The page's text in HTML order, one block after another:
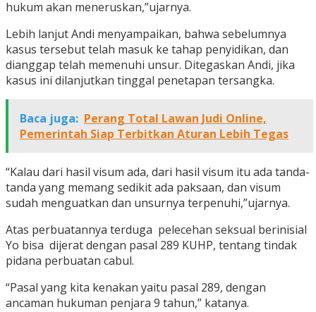
hukum akan meneruskan,”ujarnya.
Lebih lanjut Andi menyampaikan, bahwa sebelumnya
kasus tersebut telah masuk ke tahap penyidikan, dan
dianggap telah memenuhi unsur. Ditegaskan Andi, jika
kasus ini dilanjutkan tinggal penetapan tersangka.
Baca juga: Perang Total Lawan Judi Online,
Pemerintah Siap Terbitkan Aturan Lebih Tegas
“Kalau dari hasil visum ada, dari hasil visum itu ada tanda-
tanda yang memang sedikit ada paksaan, dan visum
sudah menguatkan dan unsurnya terpenuhi,”ujarnya.
Atas perbuatannya terduga pelecehan seksual berinisial
Yo bisa dijerat dengan pasal 289 KUHP, tentang tindak
pidana perbuatan cabul.
“Pasal yang kita kenakan yaitu pasal 289, dengan
ancaman hukuman penjara 9 tahun,” katanya.